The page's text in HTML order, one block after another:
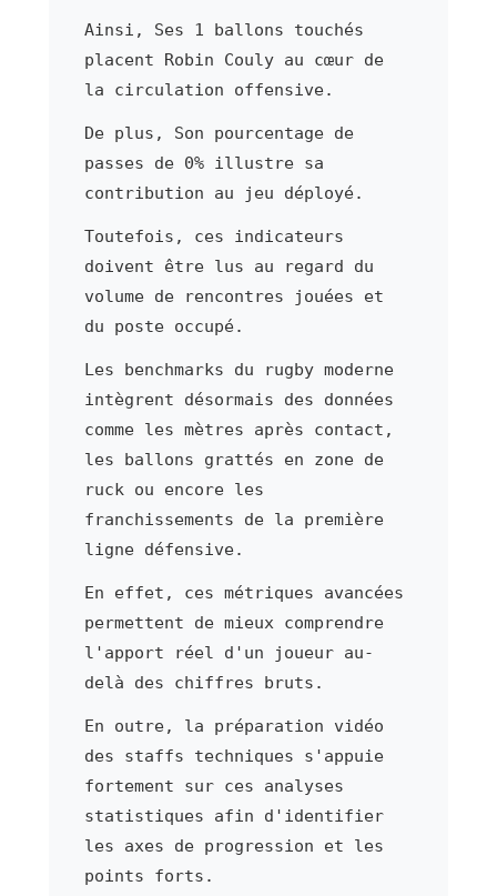
Ainsi, Ses 1 ballons touchés
placent Robin Couly au cœur de
la circulation offensive.
De plus, Son pourcentage de
passes de 0% illustre sa
contribution au jeu déployé.
Toutefois, ces indicateurs
doivent être lus au regard du
volume de rencontres jouées et
du poste occupé.
Les benchmarks du rugby moderne
intègrent désormais des données
comme les mètres après contact,
les ballons grattés en zone de
ruck ou encore les
franchissements de la première
ligne défensive.
En effet, ces métriques avancées
permettent de mieux comprendre
l'apport réel d'un joueur au-
delà des chiffres bruts.
En outre, la préparation vidéo
des staffs techniques s'appuie
fortement sur ces analyses
statistiques afin d'identifier
les axes de progression et les
points forts.